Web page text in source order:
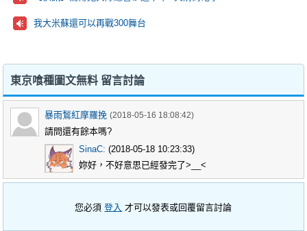
我大米蘇還可以再戰300舞台
東京喰種圖文無料 留言討論
暴雨鶖紅摩羅挽 (2018-05-16 18:08:42)
請問還有餘本嗎?
SinaC: (2018-05-18 10:23:33)
妳好，不好意思已經發完了>__<
您必須登入 才可以發表或回覆留言討論